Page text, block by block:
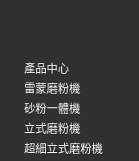
產品中心
雷蒙磨粉機
砂粉一體機
立式磨粉機
超細立式磨粉機